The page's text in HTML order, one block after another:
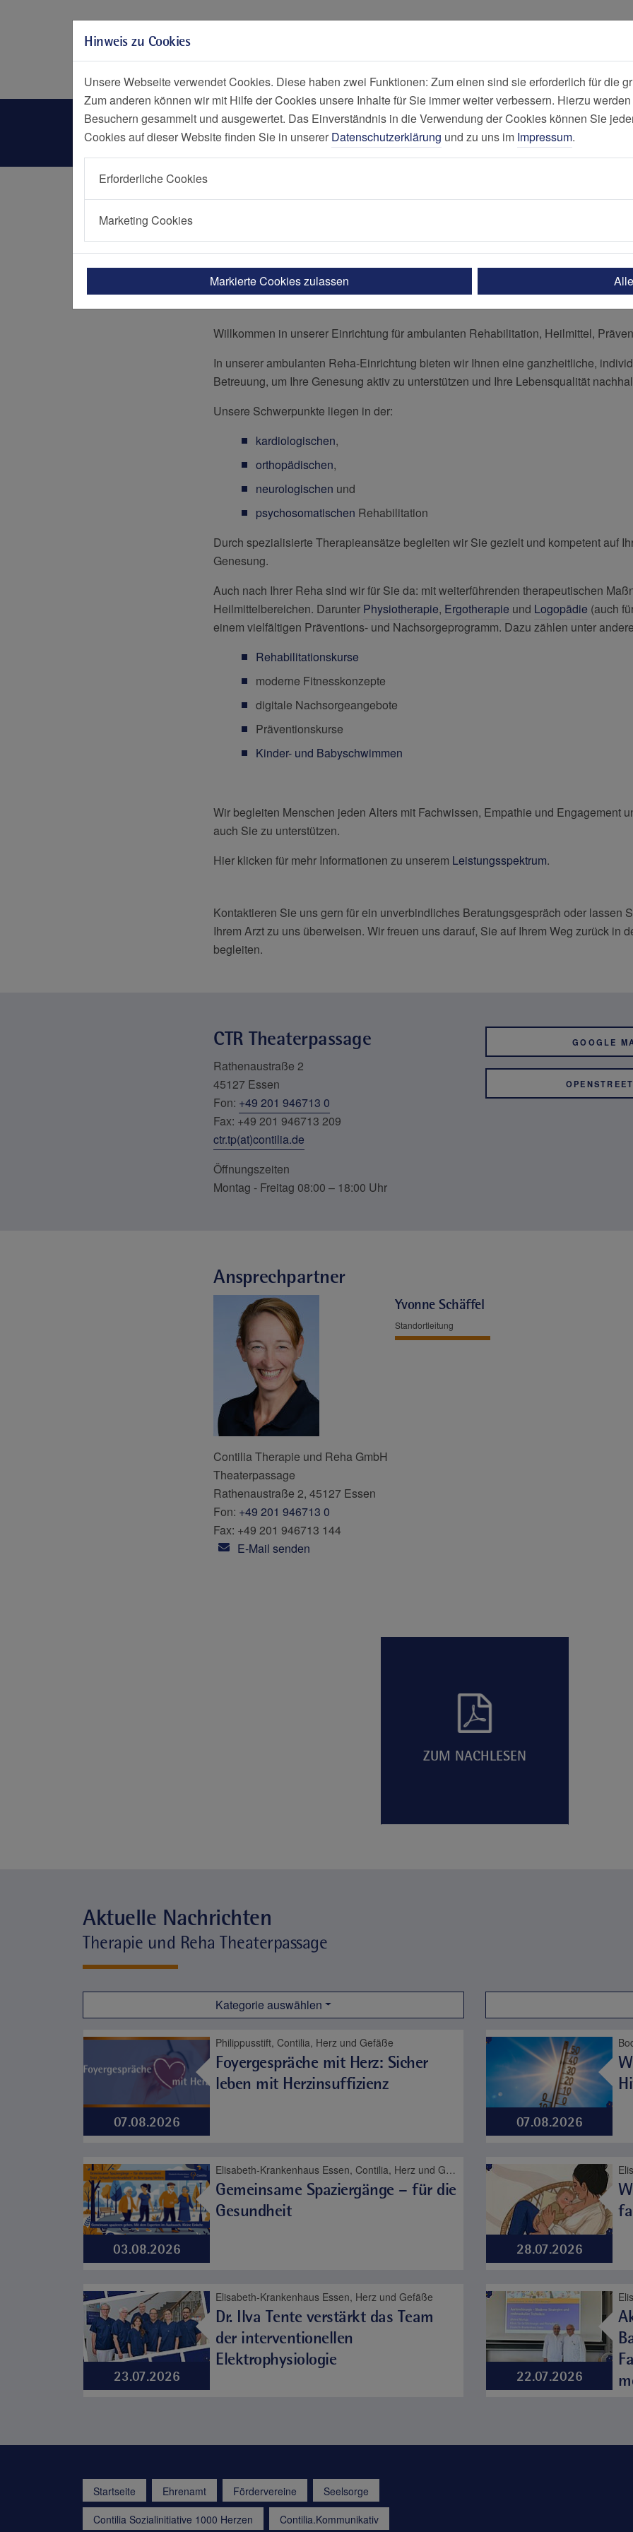
Zum Seitenende springen
Menü Notfall
Theaterpassage Contilia
Startseite Einrichtungen
CTR Theaterpassage
Ihre Gesundheit in besten Händen.
Willkommen in unserer Einrichtung für ambulanten Rehabilitation, Heilmittel,
In unserer ambulanten Reha-Einrichtung bieten wir Ihnen eine ganzheitliche,
Betreuung, um Ihre Genesung aktiv zu unterstützen und Ihre Lebensqualität
Unsere Schwerpunkte liegen in der:
kardiologischen,
orthopädischen,
neurologischen und
psychosomatischen Rehabilitation
Durch spezialisierte Therapieansätze begleiten wir Sie gezielt und kompetent auf
Genesung.
Auch nach Ihrer Reha sind wir für Sie da: mit weiterführenden therapeutischen
Heilmittelbereichen. Darunter Physiotherapie, Ergotherapie und Logopädie (auch
einem vielfältigen Präventions- und Nachsorgeprogramm. Dazu zählen unter
Rehabilitationskurse
moderne Fitnesskonzepte
digitale Nachsorgeangebote
Präventionskurse
Kinder- und Babyschwimmen
Wir begleiten Menschen jeden Alters mit Fachwissen, Empathie und Engagement
auch Sie zu unterstützen.
Hier klicken für mehr Informationen zu unserem Leistungsspektrum.
Kontaktieren Sie uns gern für ein unverbindliches Beratungsgespräch oder lassen
Ihrem Arzt zu uns überweisen. Wir freuen uns darauf, Sie auf Ihrem Weg zurück in
begleiten.
CTR Theaterpassage
Rathenaustraße 2
45127 Essen
Fon: +49 201 946713 0
Fax: +49 201 946713 209
ctr.tp(at)contilia.de
Öffnungszeiten
Montag - Freitag 08:00 – 18:00 Uhr
GOOGLE
Ansprechpartner
Yvonne Schäffel
Standortleitung
Contilia Therapie und Reha GmbH
Theaterpassage
Rathenaustraße 2, 45127 Essen
Fon: +49 201 946713 0
Fax: +49 201 946713 144
E-Mail senden
ZUM NACHLESEN
Aktuelle Nachrichten
Therapie und Reha Theaterpassage
Kategorie auswählen
07.08.2026
Philippusstift, Contilia, Herz und Gefäße
Foyergespräche mit Herz: Sicher
leben mit Herzinsuffizienz
07.08.2026
03.08.2026
Elisabeth-Krankenhaus Essen, Contilia, Herz und Gefäße
Gemeinsame Spaziergänge – für die
Gesundheit
28.07.2026
23.07.2026
Elisabeth-Krankenhaus Essen, Herz und Gefäße
Dr. Ilva Tente verstärkt das Team
der interventionellen
Elektrophysiologie
22.07.2026
Startseite Ehrenamt Fördervereine
Seelsorge
Contilia Sozialinitiative 1000 Herzen
Contilia.Kommunikativ
Hinweis zu Cookies
Unsere Webseite verwendet Cookies. Diese haben zwei Funktionen: Zum einen sind sie erforderlich für die
Zum anderen können wir mit Hilfe der Cookies unsere Inhalte für Sie immer weiter verbessern. Hierzu
Besuchern gesammelt und ausgewertet. Das Einverständnis in die Verwendung der Cookies können Sie
Cookies auf dieser Website finden Sie in unserer Datenschutzerklärung und zu uns im Impressum.
Erforderliche Cookies
Marketing Cookies
Markierte Cookies zulassen